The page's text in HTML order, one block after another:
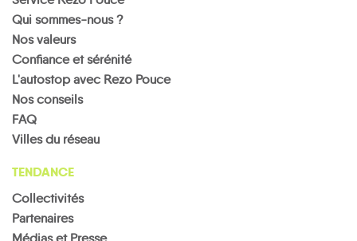
Qui sommes-nous ?
Nos valeurs
Confiance et sérénité
L'autostop avec Rezo Pouce
Nos conseils
FAQ
Villes du réseau
TENDANCE
Collectivités
Partenaires